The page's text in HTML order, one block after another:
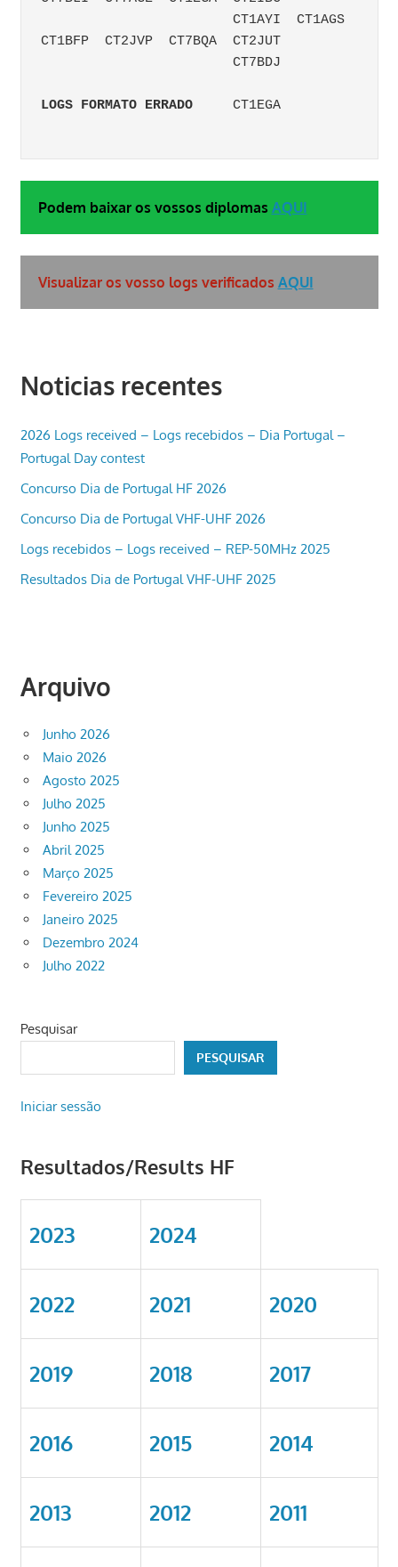
                        CT7BDJ
LOGS FORMATO ERRADO
Podem baixar os vossos diplomas AQUI
Visualizar os vosso logs verificados AQUI
Noticias recentes
2026 Logs received – Logs recebidos – Dia Portugal –
Portugal Day contest
Concurso Dia de Portugal HF 2026
Concurso Dia de Portugal VHF-UHF 2026
Logs recebidos – Logs received – REP-50MHz 2025
Resultados Dia de Portugal VHF-UHF 2025
Arquivo
Junho 2026
Maio 2026
Agosto 2025
Julho 2025
Junho 2025
Abril 2025
Março 2025
Fevereiro 2025
Janeiro 2025
Dezembro 2024
Julho 2022
Pesquisar
PESQUISAR
Iniciar sessão
Resultados/Results HF
2023 2024
2022 2021 2020
2019 2018 2017
2016 2015 2014
2013 2012 2011